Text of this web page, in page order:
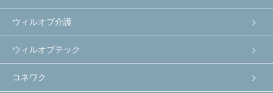
ウィルオブ介護
ウィルオブテック
コネワク